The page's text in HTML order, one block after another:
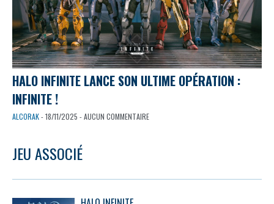
HALO INFINITE LANCE SON ULTIME OPÉRATION :
INFINITE !
ALCORAK- 18/11/2025 - AUCUN COMMENTAIRE
JEU ASSOCIÉ